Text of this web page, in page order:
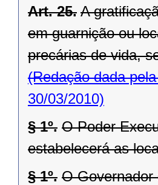
Art. 25. A
em guarnição ou
precárias de vida,
(Redação dada
30/03/2010)
§ 1º. O Poder
estabelecerá as
§ 1º. O